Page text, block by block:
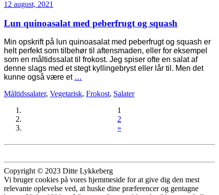
12 august, 2021
Lun quinoasalat med peberfrugt og squash
Min opskrift på lun quinoasalat med peberfrugt og squash er
helt perfekt som tilbehør til aftensmaden, eller for eksempel
som en måltidssalat til frokost. Jeg spiser ofte en salat af
denne slags med et stegt kyllingebryst eller lår til. Men det
kunne også være et …
Måltidssalater, Vegetarisk, Frokost, Salater
1
2
»
Copyright © 2023 Ditte Lykkeberg
Vi bruger cookies på vores hjemmeside for at give dig den mest
relevante oplevelse ved, at huske dine præferencer og gentagne